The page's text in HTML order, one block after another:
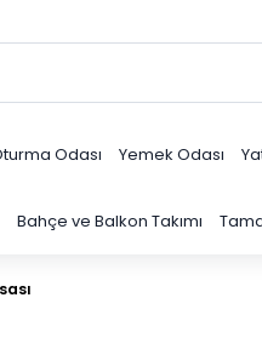
Odası Yemek Odası
Bahçe ve Balkon Takımı